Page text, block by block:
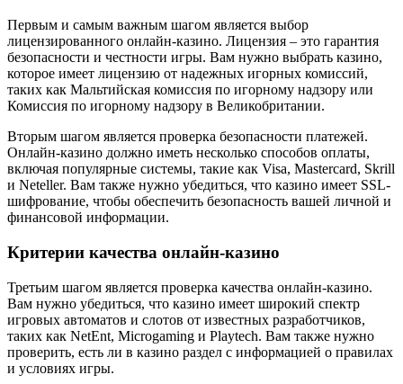
Первым и самым важным шагом является выбор
лицензированного онлайн-казино. Лицензия – это гарантия
безопасности и честности игры. Вам нужно выбрать казино,
которое имеет лицензию от надежных игорных комиссий,
таких как Мальтийская комиссия по игорному надзору или
Комиссия по игорному надзору в Великобритании.
Вторым шагом является проверка безопасности платежей.
Онлайн-казино должно иметь несколько способов оплаты,
включая популярные системы, такие как Visa, Mastercard, Skrill
и Neteller. Вам также нужно убедиться, что казино имеет SSL-
шифрование, чтобы обеспечить безопасность вашей личной и
финансовой информации.
Критерии качества онлайн-казино
Третьим шагом является проверка качества онлайн-казино.
Вам нужно убедиться, что казино имеет широкий спектр
игровых автоматов и слотов от известных разработчиков,
таких как NetEnt, Microgaming и Playtech. Вам также нужно
проверить, есть ли в казино раздел с информацией о правилах
и условиях игры.